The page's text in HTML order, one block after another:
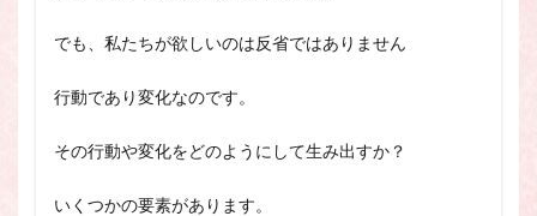
でも、私たちが欲しいのは反省ではありません
行動であり変化なのです。
その行動や変化をどのようにして生み出すか？
いくつかの要素があります。